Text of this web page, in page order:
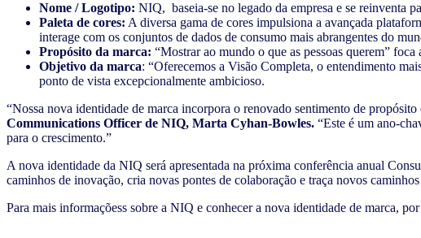
Nome / Logotipo: NIQ, baseia-se no legado da empresa e se reinventa
Paleta de cores: A diversa gama de cores impulsiona a avançada
interage com os conjuntos de dados de consumo mais abrangentes do
Propósito da marca: “Mostrar ao mundo o que as pessoas querem”
Objetivo da marca: “Oferecemos a Visão Completa, o entendimento
ponto de vista excepcionalmente ambicioso.
“Nossa nova identidade de marca incorpora o renovado sentimento de
Communications Officer de NIQ, Marta Cyhan-Bowles. “Este é um ano-
para o crescimento.”
A nova identidade da NIQ será apresentada na próxima conferência anual
caminhos de inovação, cria novas pontes de colaboração e traça novos
Para mais informaçõess sobre a NIQ e conhecer a nova identidade de marca,